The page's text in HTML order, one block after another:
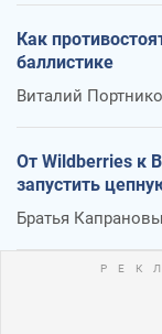
Как
баллистике
Виталий
От Wildberries к
запустить
Братья Капрановы